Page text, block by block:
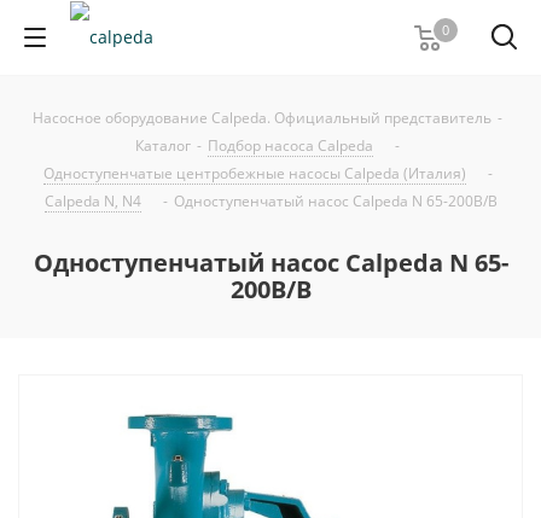
0
Насосное оборудование Calpeda. Официальный представитель -
Каталог - Подбор насоса Calpeda
-
Одноступенчатые центробежные насосы Calpeda (Италия)
-
Calpeda N, N4
- Одноступенчатый насос Calpeda N 65-200B/B
Одноступенчатый насос Calpeda N 65-
200B/B